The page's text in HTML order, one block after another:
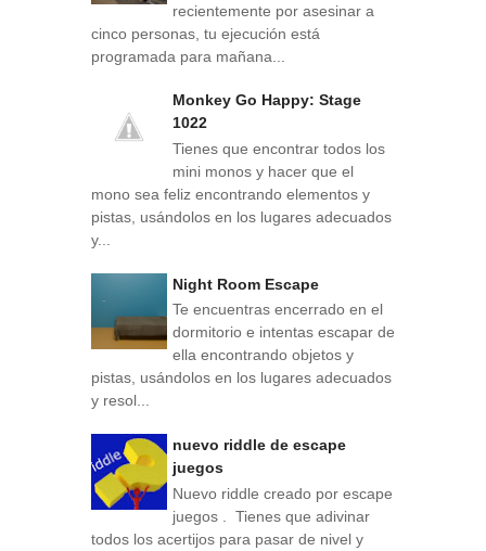
recientemente por asesinar a
cinco personas, tu ejecución está
programada para mañana...
Monkey Go Happy: Stage
1022
Tienes que encontrar todos los
mini monos y hacer que el
mono sea feliz encontrando elementos y
pistas, usándolos en los lugares adecuados
y...
Night Room Escape
Te encuentras encerrado en el
dormitorio e intentas escapar de
ella encontrando objetos y
pistas, usándolos en los lugares adecuados
y resol...
nuevo riddle de escape
juegos
Nuevo riddle creado por escape
juegos . Tienes que adivinar
todos los acertijos para pasar de nivel y